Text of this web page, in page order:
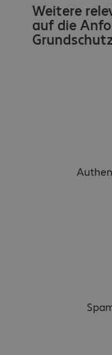
Weitere
auf die